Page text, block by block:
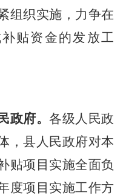
组织实施，力争在
贴资金的发放工
政府。 各级人民政
， 县人民政府对本
贴项目实施全面负
度项目实施工作方